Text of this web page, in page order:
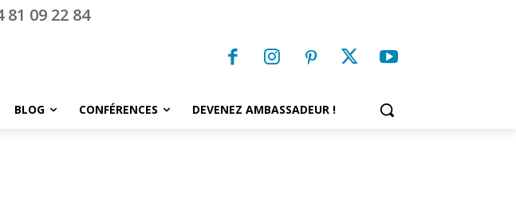
09 22 84
BLOG CONFÉRENCES DEVENEZ AMBASSADEUR !